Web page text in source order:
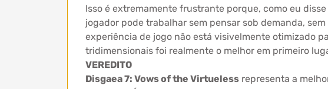
Isso é extremamente frustrante porque, como eu
jogador pode trabalhar sem pensar sob demanda,
experiência de jogo não está visivelmente otimizado
tridimensionais foi realmente o melhor em primeiro
VEREDITO
Disgaea 7: Vows of the Virtueless representa a